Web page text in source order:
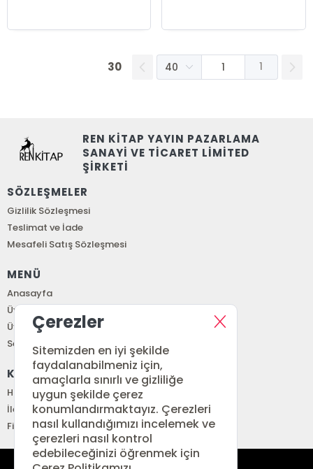
30 1
REN KİTAP YAYIN PAZARLAMA
SANAYİ VE TİCARET LİMİTED
ŞİRKETİ
SÖZLEŞMELER
Gizlilik Sözleşmesi
Teslimat ve İade
Mesafeli Satış Sözleşmesi
MENÜ
Anasayfa
Üye Girişi
Üye Ol
Sepetim
KURUMSAL
Hakkımızda
İletişim
Fiyat Listesi
Çerezler
Sitemizden en iyi şekilde
faydalanabilmeniz için,
amaçlarla sınırlı ve gizliliğe
uygun şekilde çerez
konumlandırmaktayız. Çerezleri
nasıl kullandığımızı incelemek ve
çerezleri nasıl kontrol
edebileceğinizi öğrenmek için